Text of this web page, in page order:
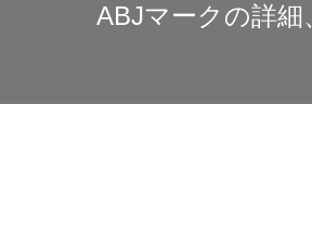
ABJマークの詳